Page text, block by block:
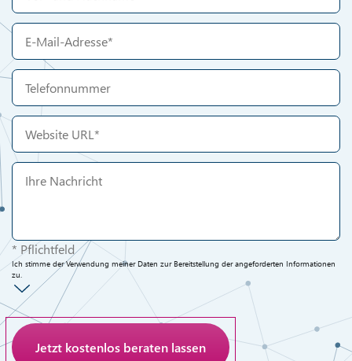
* Pflichtfeld
Ich stimme der Verwendung meiner Daten zur Bereitstellung der angeforderten Informationen
zu.